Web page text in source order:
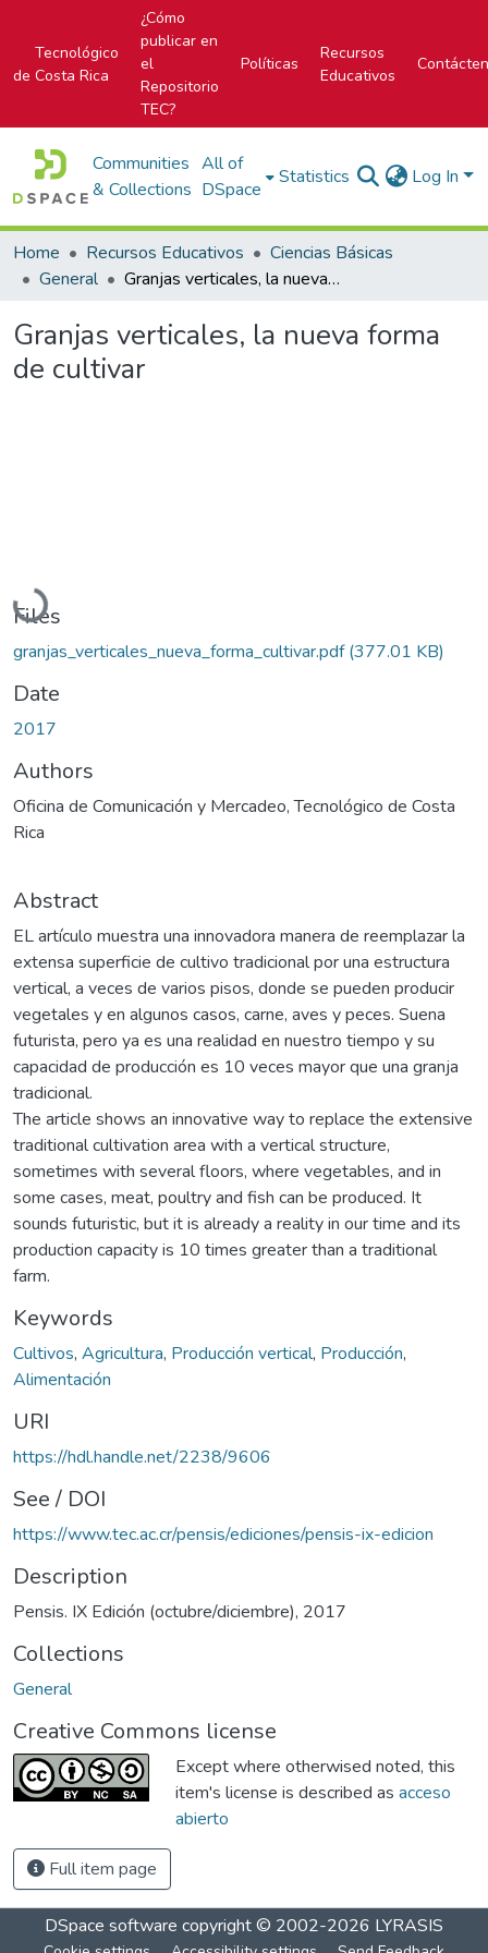
Tecnológico
de Costa Rica
¿Cómo
publicar en
el
Repositorio
TEC?
Políticas
Recursos
Educativos
Communities
& Collections
All of
DSpace
Statistics Log In
Home Recursos Educativos
Ciencias Básicas
General
Granjas verticales, la nueva forma de cultivar
Granjas verticales, la nueva forma
de cultivar
Loading...
Files
granjas_verticales_nueva_forma_cultivar.pdf(377.01 KB)
Date
2017
Authors
Oficina de Comunicación y Mercadeo, Tecnológico de Costa
Rica
Abstract
EL artículo muestra una innovadora manera de reemplazar la
extensa superficie de cultivo tradicional por una estructura
vertical, a veces de varios pisos, donde se pueden producir
vegetales y en algunos casos, carne, aves y peces. Suena
futurista, pero ya es una realidad en nuestro tiempo y su
capacidad de producción es 10 veces mayor que una granja
tradicional.
The article shows an innovative way to replace the extensive
traditional cultivation area with a vertical structure,
sometimes with several floors, where vegetables, and in
some cases, meat, poultry and fish can be produced. It
sounds futuristic, but it is already a reality in our time and its
production capacity is 10 times greater than a traditional
farm.
Keywords
Cultivos, Agricultura, Producción vertical, Producción,
Alimentación
URI
https://hdl.handle.net/2238/9606
See / DOI
https://www.tec.ac.cr/pensis/ediciones/pensis-ix-edicion
Description
Pensis. IX Edición (octubre/diciembre), 2017
Collections
General
Creative Commons license
Except where otherwised noted, this
item's license is described as acceso
abierto
Full item page
DSpace software copyright © 2002-2026 LYRASIS